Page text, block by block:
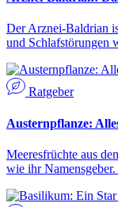
Der Arznei-Baldrian
und Schlafstörungen
Ratgeber
Austernpflanze:
Meeresfrüchte aus
wie ihr